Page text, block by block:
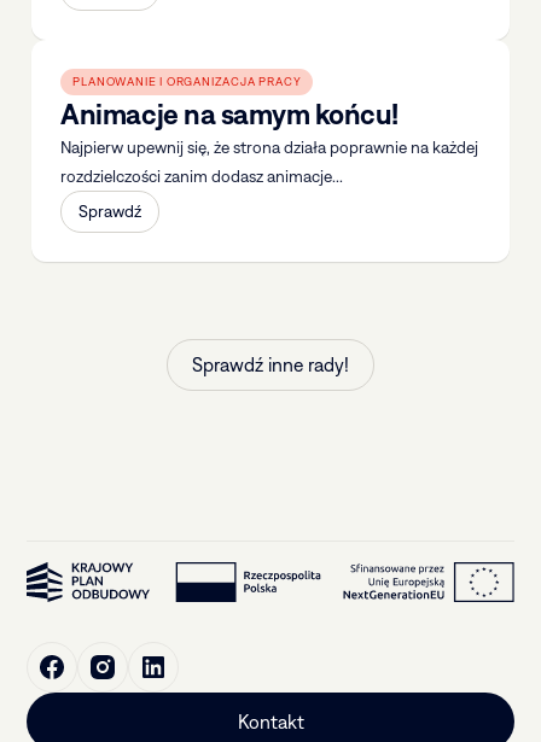
PLANOWANIE I ORGANIZACJA PRACY
Animacje na samym końcu!
Najpierw upewnij się, że strona działa poprawnie na każdej
rozdzielczości zanim dodasz animacje...
Sprawdź
Sprawdź inne rady!
Kontakt